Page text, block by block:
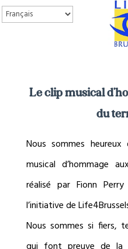
Le clip musical
du
Nous sommes
musical d’hommage
réalisé par Fionn
l’initiative de
Nous sommes si fiers,